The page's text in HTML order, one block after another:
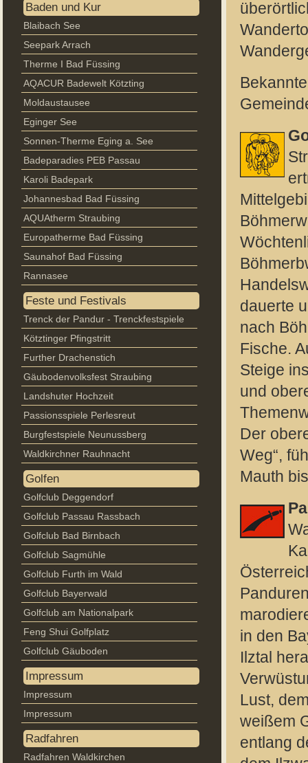
Baden und Kur
Blaibach See
Seepark Arrach
Therme I Bad Füssing
AQACUR Badewelt Kötzting
Moldaustausee
Eginger See
Sonnen-Therme Eging a. See
Badeparadies PEB Passau
Karoli Badepark
Johannesbad Bad Füssing
AQUAtherm Straubing
Europatherme Bad Füssing
Saunahof Bad Füssing
Rannasee
Feste und Festivals
Trenck der Pandur - Trenckfestspiele
Kötztinger Pfingstritt
Further Drachenstich
Gäubodenvolksfest Straubing
Landshuter Hochzeit
Passionsspiele Perlesreut
Burgfestspiele Neunussberg
Waldkirchner Rauhnacht
Golfen
Golfclub Deggendorf
Golfclub Passau Rassbach
Golfclub Bad Birnbach
Golfclub Sagmühle
Golfclub Furth im Wald
Golfclub Bayerwald
Golfclub am Nationalpark
Feng Shui Golfplatz
Golfclub Gäuboden
Impressum
Impressum
Impressum
Radfahren
Radfahren Waldkirchen
dauerte
nach
Fische.
Steige
und
Der
Weg“,
Mauth
in den
Ilztal
Lust,
weißem
entlang